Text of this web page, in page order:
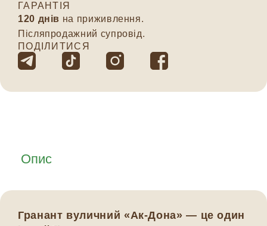
ГАРАНТІЯ
120 днів на приживлення.
Післяпродажний супровід.
ПОДІЛИТИСЯ
Опис
Гранант вуличний «Ак-Дона» — це один